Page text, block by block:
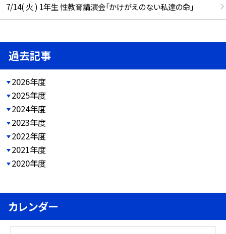
7/14( 火 ) 1年生 性教育講演会「かけがえのない私達の命」
過去記事
2026年度
2025年度
2024年度
2023年度
2022年度
2021年度
2020年度
カレンダー